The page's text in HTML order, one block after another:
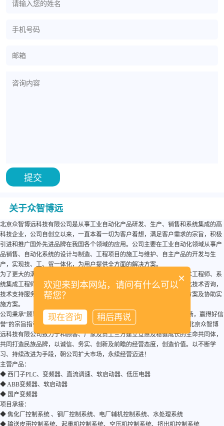
提交
关于众智博远
北京众智博远科技有限公司是从事工业自动化产品研发、生产、销售和系统集成的高
科技企业，公司自创立以来，一直本着一切为客户着想，满足客户需求的宗旨，积极
引进和推广国外先进品牌在我国各个领域的应用。公司主要在工业自动化领域从事产
品销售、自动化系统的设计与制造、工程项目的施工与维护、自主产品的开发与生
产，实现技、工、贸一体化，为用户提供全方面的解决方案。
为了更大的满足客户要求，公司拥有了一批有丰富经验的、高水平的技术工程师、系
统集成工程师，同时也为工业用户、设计单位、工程公司提供新的自动化技术咨询，
技术支持服务，并能够提供高性价比、高稳定性、高可靠性的整体解决方案及协助实
施方案。
公司秉承“顾客至上，锐意进取”的经营理念，在“追求佳服务，争取大市场，赢得好信
誉”的宗旨指引下，不断提高技术水平，不断与各行共同优化技术方案，北京众智博
远科技有限公司致力于和顾客、厂家及员工三方建立互惠及稳健成长的生命共同体，
共同打造民族品牌，以诚信、务实、创新及前瞻的经营态度，创造价值。以不断学
习、持续改进为手段，朝公司扩大市场，永续经营迈进！
主营产品：
◆ 西门子PLC、变频器、直流调速、软启动器、低压电器
◆ ABB变频器、软启动器
◆ 国产变频器
项目承接：
◆ 焦化厂控制系统 、钢厂控制系统、电厂辅机控制系统、水处理系统
◆ 输送皮带控制系统、起重机控制系统、空压机控制系统、挤出机控制系统
×
欢迎来到本网站，请问有什么可以
帮您？
现在咨询 稍后再说